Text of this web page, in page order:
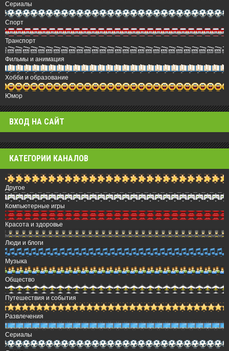
Сериалы
Спорт
Транспорт
Фильмы и анимация
Хобби и образование
Юмор
ВХОД НА САЙТ
КАТЕГОРИИ КАНАЛОВ
Другое
Компьютерные игры
Красота и здоровье
Люди и блоги
Музыка
Общество
Путешествия и события
Развлечения
Сериалы